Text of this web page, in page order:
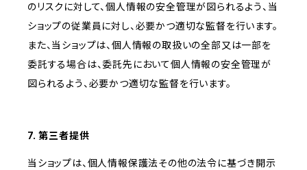
のリスクに対して、個人情報の安全管理が図られるよう、当
ショップの従業員に対し、必要かつ適切な監督を行います。
また、当ショップは、個人情報の取扱いの全部又は一部を
委託する場合は、委託先において個人情報の安全管理が
図られるよう、必要かつ適切な監督を行います。
7. 第三者提供
当ショップは、個人情報保護法その他の法令に基づき開示